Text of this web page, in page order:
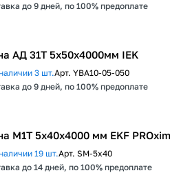
до 9 дней, по 100% предоплате
АД 31Т 5х50х4000мм IEK
3 шт.Арт. YBA10-05-050
до 9 дней, по 100% предоплате
М1T 5х40х4000 мм EKF
19 шт.Арт. SM-5x40
до 14 дней, по 100% предоплате